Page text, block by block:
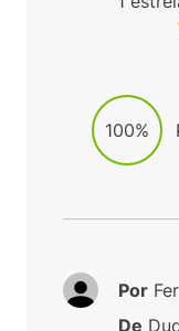
100%
Por
De